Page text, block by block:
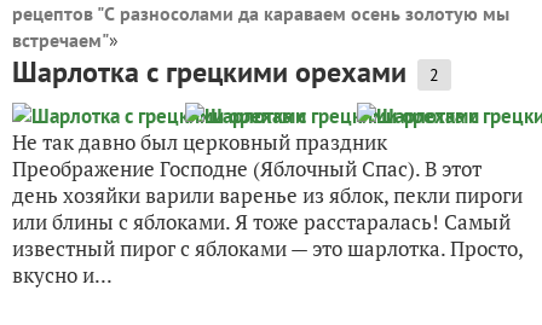
рецептов "С разносолами да караваем осень золотую мы
встречаем"»
Шарлотка с грецкими орехами 2
Не так давно был церковный праздник
Преображение Господне (Яблочный Спас). В этот
день хозяйки варили варенье из яблок, пекли пироги
или блины с яблоками. Я тоже расстаралась! Самый
известный пирог с яблоками — это шарлотка. Просто,
вкусно и...